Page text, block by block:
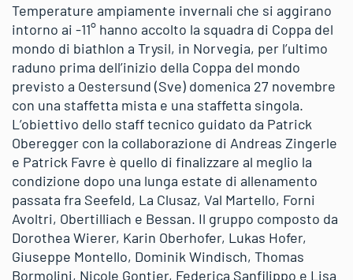
Temperature ampiamente invernali che si aggirano
intorno ai -11° hanno accolto la squadra di Coppa del
mondo di biathlon a Trysil, in Norvegia, per l’ultimo
raduno prima dell’inizio della Coppa del mondo
previsto a Oestersund (Sve) domenica 27 novembre
con una staffetta mista e una staffetta singola.
L’obiettivo dello staff tecnico guidato da Patrick
Oberegger con la collaborazione di Andreas Zingerle
e Patrick Favre è quello di finalizzare al meglio la
condizione dopo una lunga estate di allenamento
passata fra Seefeld, La Clusaz, Val Martello, Forni
Avoltri, Obertilliach e Bessan. Il gruppo composto da
Dorothea Wierer, Karin Oberhofer, Lukas Hofer,
Giuseppe Montello, Dominik Windisch, Thomas
Bormolini, Nicole Gontier, Federica Sanfilippo e Lisa